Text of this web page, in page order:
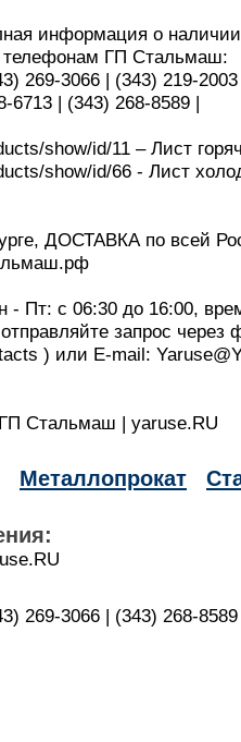
информация о
телефонам ГП Стальмаш:
269-3066 | (343) 219-
6713 | (343) 268-8589 |
show/id/11 – Лист
show/id/66 - Лист
ДОСТАВКА по всей
с 06:30 до 16:00,
запрос через
) или E-mail:
Стальмаш | yaruse.RU
Металлопрокат
269-3066 | (343) 268-